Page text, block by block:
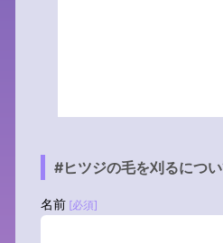
#ヒツジの毛を刈るにつ
名前 [必須]